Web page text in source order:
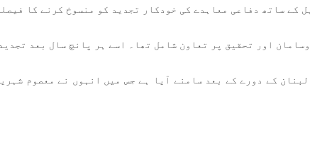
کے ساتھ دفاعی معاہدے کی خودکار تجدید کو منسوخ کرنے کا
کے دورے کے بعد سامنے آیا ہے جس میں انہوں نے معصوم